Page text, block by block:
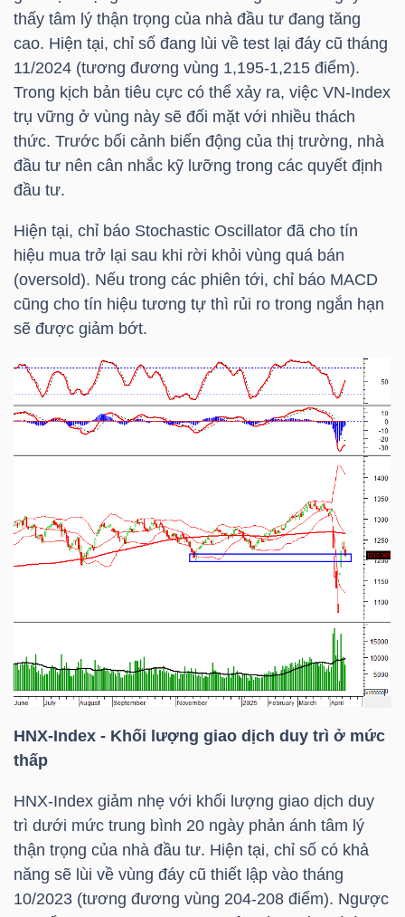
thấy tâm lý thận trọng của nhà đầu tư đang tăng
cao. Hiện tại, chỉ số đang lùi về test lại đáy cũ tháng
11/2024 (tương đương vùng 1,195-1,215 điểm).
Trong kịch bản tiêu cực có thể xảy ra, việc VN-Index
trụ vững ở vùng này sẽ đối mặt với nhiều thách
thức. Trước bối cảnh biến động của thị trường, nhà
đầu tư nên cân nhắc kỹ lưỡng trong các quyết định
đầu tư.
Hiện tại, chỉ báo Stochastic Oscillator đã cho tín
hiệu mua trở lại sau khi rời khỏi vùng quá bán
(oversold). Nếu trong các phiên tới, chỉ báo MACD
cũng cho tín hiệu tương tự thì rủi ro trong ngắn hạn
sẽ được giảm bớt.
HNX-Index - Khối lượng giao dịch duy trì ở mức
thấp
HNX-Index giảm nhẹ với khối lượng giao dịch duy
trì dưới mức trung bình 20 ngày phản ánh tâm lý
thận trọng của nhà đầu tư. Hiện tại, chỉ số có khả
năng sẽ lùi về vùng đáy cũ thiết lập vào tháng
10/2023 (tương đương vùng 204-208 điểm). Ngược
YẾU
TIÊU
DÙNG
THIẾT
YẾU
CHĂM
SÓC
KHỎE
CHÍNH
CÔNG
NGHỆ
THÔNG
TIN
TRUYỀN
THÔNG